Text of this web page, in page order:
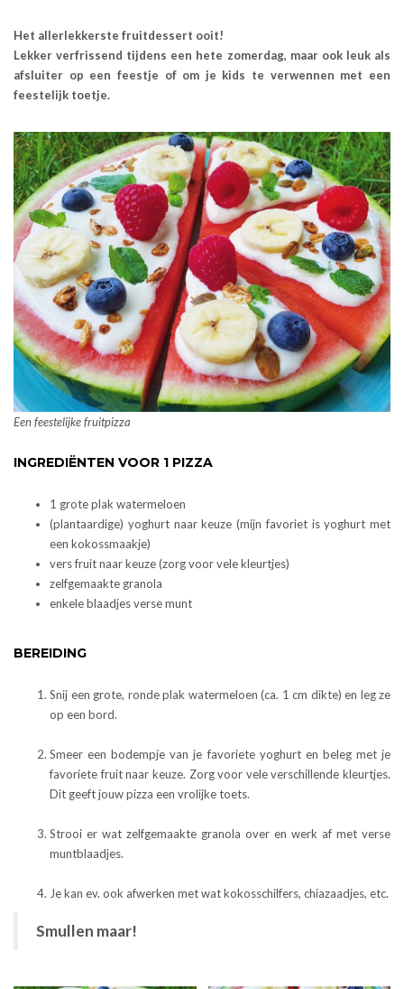
Het allerlekkerste fruitdessert ooit!
Lekker verfrissend tijdens een hete zomerdag, maar ook leuk als
afsluiter op een feestje of om je kids te verwennen met een
feestelijk toetje.
Een feestelijke fruitpizza
INGREDIËNTEN VOOR 1 PIZZA
1 grote plak watermeloen
(plantaardige) yoghurt naar keuze (mijn favoriet is yoghurt met
een kokossmaakje)
vers fruit naar keuze (zorg voor vele kleurtjes)
zelfgemaakte granola
enkele blaadjes verse munt
BEREIDING
Snij een grote, ronde plak watermeloen (ca. 1 cm dikte) en leg ze
op een bord.
Smeer een bodempje van je favoriete yoghurt en beleg met je
favoriete fruit naar keuze. Zorg voor vele verschillende kleurtjes.
Dit geeft jouw pizza een vrolijke toets.
Strooi er wat zelfgemaakte granola over en werk af met verse
muntblaadjes.
Je kan ev. ook afwerken met wat kokosschilfers, chiazaadjes, etc.
Smullen maar!